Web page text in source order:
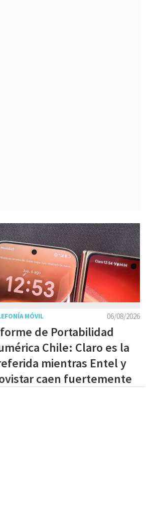
06/08/2026
MÓVIL
de Portabilidad
Chile: Claro es la
mientras Entel y
caen fuertemente